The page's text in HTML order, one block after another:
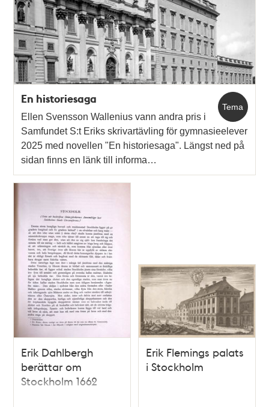
Tema
En historiesaga
Ellen Svensson Wallenius vann andra pris i
Samfundet S:t Eriks skrivartävling för gymnasieelever
2025 med novellen "En historiesaga". Längst ned på
sidan finns en länk till informa…
Erik Dahlbergh
berättar om
Stockholm 1662
Erik Flemings palats
i Stockholm